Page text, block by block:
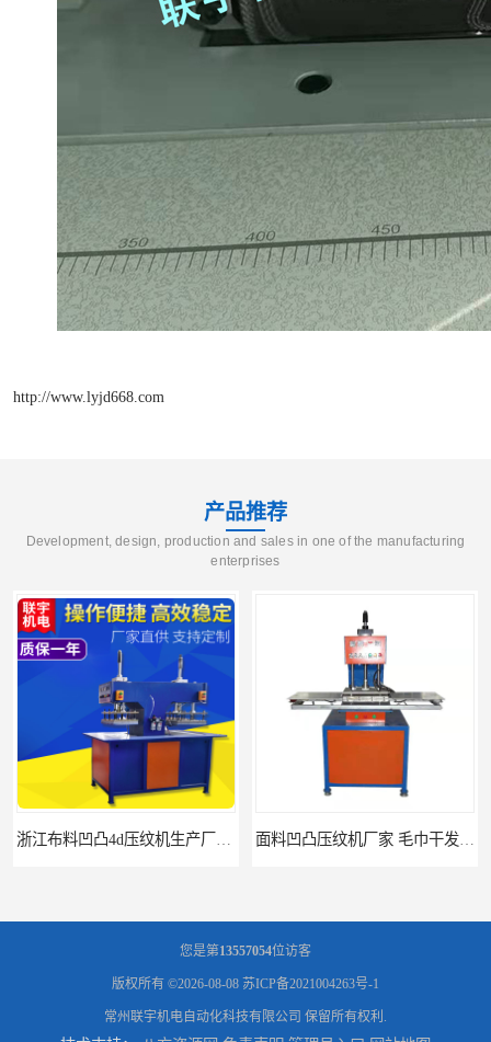
http://www.lyjd668.com
产品推荐
Development, design, production and sales in one of the manufacturing
enterprises
浙江布料凹凸4d压纹机生产厂家 服装凹凸4d压纹植胶机 经济实惠 面料凹凸压纹机厂家 毛巾干发巾压标压logo设备 性能稳定
您是第13557054位访客
版权所有 ©2026-08-08 苏ICP备2021004263号-1
常州联宇机电自动化科技有限公司 保留所有权利.